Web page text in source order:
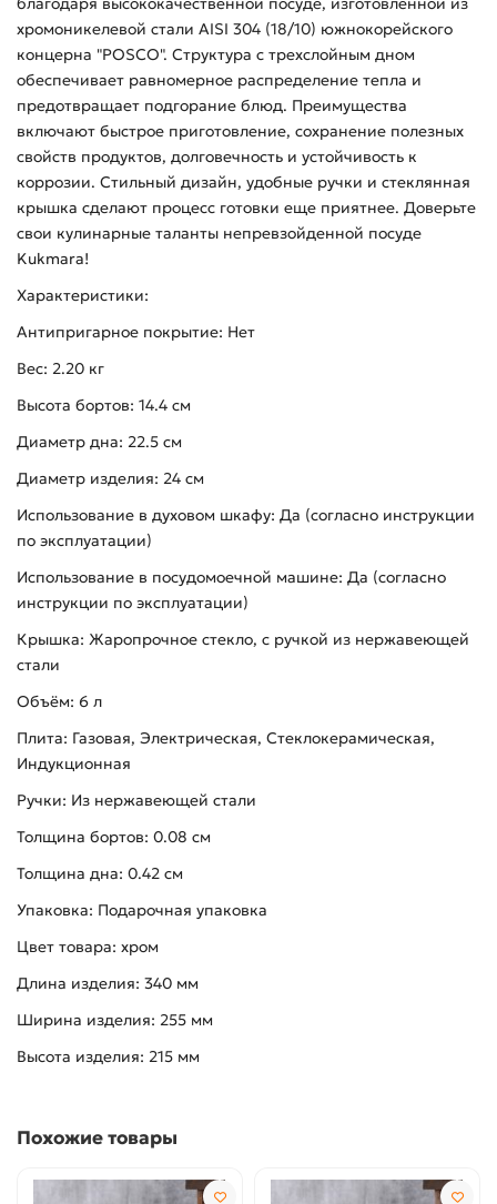
хромоникелевой стали AISI 304 (18/10) южнокорейского
концерна "POSCO". Структура с трехслойным дном
обеспечивает равномерное распределение тепла и
предотвращает подгорание блюд. Преимущества
включают быстрое приготовление, сохранение полезных
свойств продуктов, долговечность и устойчивость к
коррозии. Стильный дизайн, удобные ручки и стеклянная
крышка сделают процесс готовки еще приятнее. Доверьте
свои кулинарные таланты непревзойденной посуде
Kukmara!
Характеристики:
Антипригарное покрытие: Нет
Вес: 2.20 кг
Высота бортов: 14.4 см
Диаметр дна: 22.5 см
Диаметр изделия: 24 см
Использование в духовом шкафу: Да (согласно инструкции
по эксплуатации)
Использование в посудомоечной машине: Да (согласно
инструкции по эксплуатации)
Крышка: Жаропрочное стекло, с ручкой из нержавеющей
стали
Объём: 6 л
Плита: Газовая, Электрическая, Стеклокерамическая,
Индукционная
Ручки: Из нержавеющей стали
Толщина бортов: 0.08 см
Толщина дна: 0.42 см
Упаковка: Подарочная упаковка
Цвет товара: хром
Длина изделия: 340 мм
Ширина изделия: 255 мм
Высота изделия: 215 мм
Похожие товары